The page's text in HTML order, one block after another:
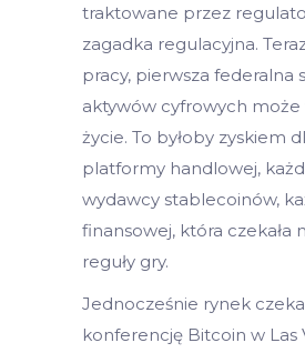
traktowane przez
zagadka regulacyjna.
pracy, pierwsza federalna
aktywów cyfrowych może
życie. To byłoby zyskiem
platformy handlowej,
wydawcy stablecoinów,
finansowej, która czekała
reguły gry.
Jednocześnie rynek
konferencję Bitcoin w Las